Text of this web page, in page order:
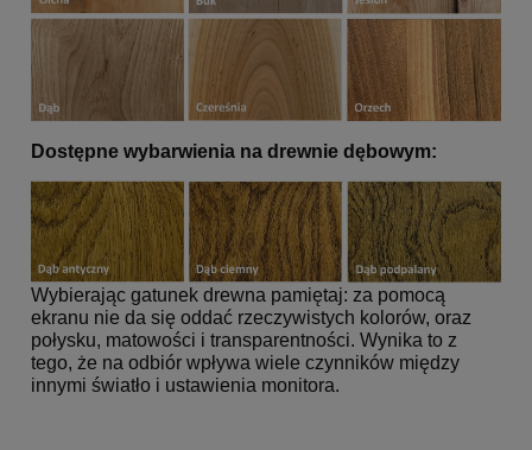
Dostępne wybarwienia na drewnie dębowym:
Wybierając gatunek drewna pamiętaj: za pomocą
ekranu nie da się oddać rzeczywistych kolorów, oraz
połysku, matowości i transparentności. Wynika to z
tego, że na odbiór wpływa wiele czynników między
innymi światło i ustawienia monitora.